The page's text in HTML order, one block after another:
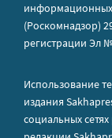
информационных
(Роскомнадзор)
регистрации Эл
Использование
издания
социальных